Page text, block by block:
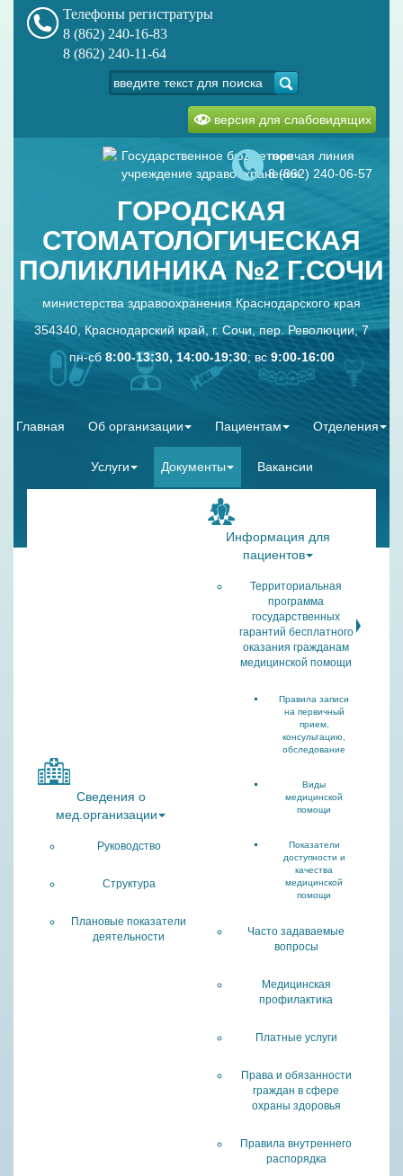
Телефоны регистратуры
8 (862) 240-16-83
8 (862) 240-11-64
версия для слабовидящих
Государственное бюджетное
учреждение здравоохранения
горячая линия
8 (862) 240-06-57
ГОРОДСКАЯ
СТОМАТОЛОГИЧЕСКАЯ
ПОЛИКЛИНИКА №2 Г.СОЧИ
министерства здравоохранения Краснодарского края
354340, Краснодарский край, г. Сочи, пер. Революции, 7
пн-сб 8:00-13:30, 14:00-19:30; вс 9:00-16:00
Главная Об организации Пациентам Отделения
Услуги Документы Вакансии
Сведения о
мед.организации
Руководство
Структура
Плановые показатели
деятельности
Информация для
пациентов
Территориальная
программа
государственных
гарантий бесплатного
оказания гражданам
медицинской помощи
Правила записи
на первичный
прием,
консультацию,
обследование
Виды
медицинской
помощи
Показатели
доступности и
качества
медицинской
помощи
Часто задаваемые
вопросы
Медицинская
профилактика
Платные услуги
Права и обязанности
граждан в сфере
охраны здоровья
Правила внутреннего
распорядка